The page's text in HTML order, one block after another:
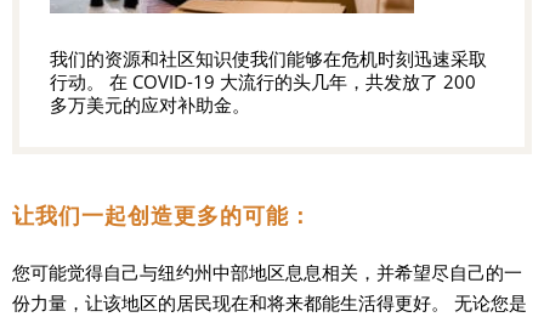
我们的资源和社区知识使我们能够在危机时刻迅速采取
行动。 在 COVID-19 大流行的头几年，共发放了 200
多万美元的应对补助金。
让我们一起创造更多的可能：
您可能觉得自己与纽约州中部地区息息相关，并希望尽自己的一
份力量，让该地区的居民现在和将来都能生活得更好。 无论您是